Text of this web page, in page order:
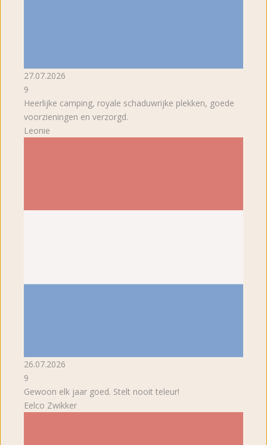
27.07.2026
9
Heerlijke camping, royale schaduwrijke plekken, goede
voorzieningen en verzorgd.
Leonie
26.07.2026
9
Gewoon elk jaar goed. Stelt nooit teleur!
Eelco Zwikker